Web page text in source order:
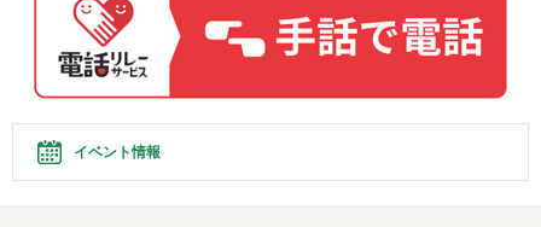
イベント情報